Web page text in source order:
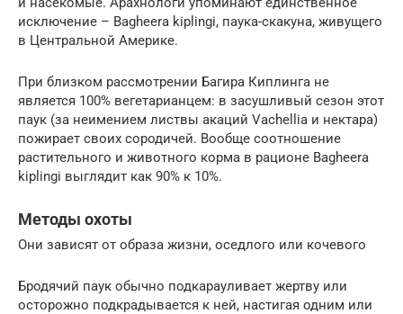
исключение – Bagheera kiplingi, паука-скакуна, живущего
в Центральной Америке.
При близком рассмотрении Багира Киплинга не
является 100% вегетарианцем: в засушливый сезон этот
паук (за неимением листвы акаций Vachellia и нектара)
пожирает своих сородичей. Вообще соотношение
растительного и животного корма в рационе Bagheera
kiplingi выглядит как 90% к 10%.
Методы охоты
Они зависят от образа жизни, оседлого или кочевого
Бродячий паук обычно подкарауливает жертву или
осторожно подкрадывается к ней, настигая одним или